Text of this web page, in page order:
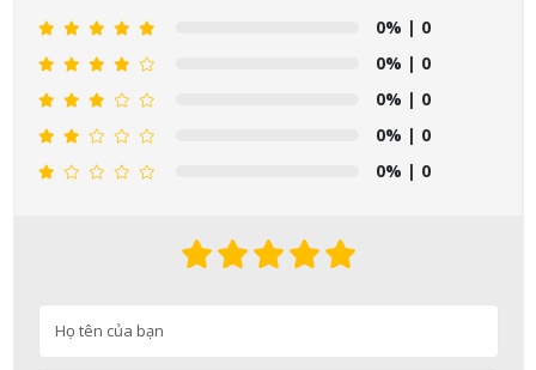
0% | 0
0% | 0
0% | 0
0% | 0
0% | 0